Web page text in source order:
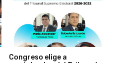
Congreso elige a